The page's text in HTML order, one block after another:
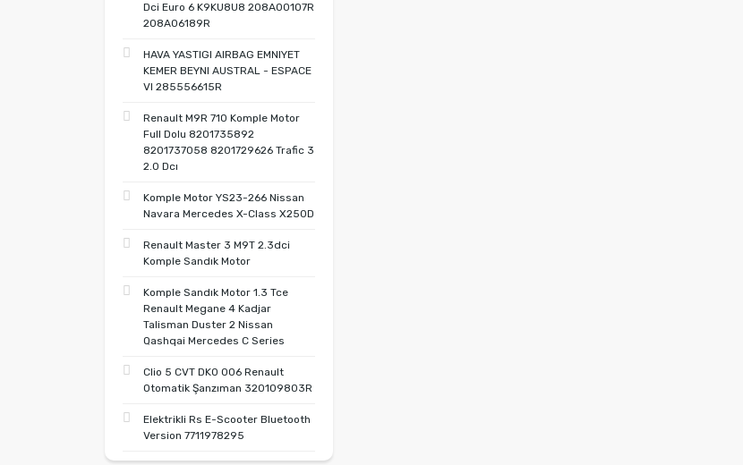
Dci Euro 6 K9KU8U8 208A00107R
208A06189R
HAVA YASTIGI AIRBAG EMNIYET
KEMER BEYNI AUSTRAL - ESPACE
VI 285556615R
Renault M9R 710 Komple Motor
Full Dolu 8201735892
8201737058 8201729626 Trafic 3
2.0 Dcı
Komple Motor YS23-266 Nissan
Navara Mercedes X-Class X250D
Renault Master 3 M9T 2.3dci
Komple Sandık Motor
Komple Sandık Motor 1.3 Tce
Renault Megane 4 Kadjar
Talisman Duster 2 Nissan
Qashqai Mercedes C Series
Clio 5 CVT DK0 006 Renault
Otomatik Şanzıman 320109803R
Elektrikli Rs E-Scooter Bluetooth
Version 7711978295